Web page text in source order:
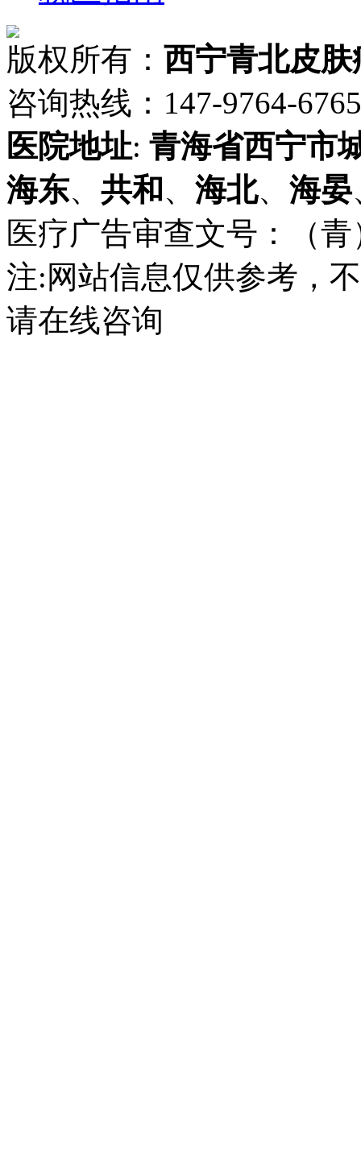
版权所有： 西宁青北皮肤
咨询热线：147-9764-
医院地址: 青海省西宁市
海东、 共和 、 海北、 海晏
医疗广告审查文号：（
注:网站信息仅供参考，
请在线咨询